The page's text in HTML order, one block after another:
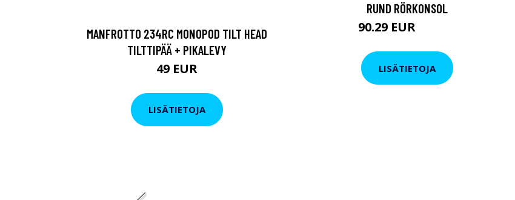
MANFROTTO 234RC MONOPOD TILT HEAD
TILTTIPÄÄ + PIKALEVY
49 EUR
LISÄTIETOJA
RUND RÖRKONSOL
90.29 EUR
LISÄTIETOJA